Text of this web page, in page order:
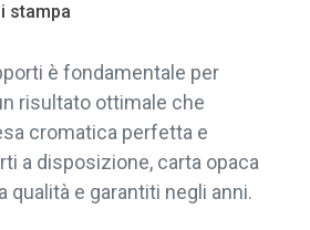
stampa
è fondamentale per
risultato ottimale che
cromatica perfetta e
a disposizione, carta opaca
qualità e garantiti negli anni.